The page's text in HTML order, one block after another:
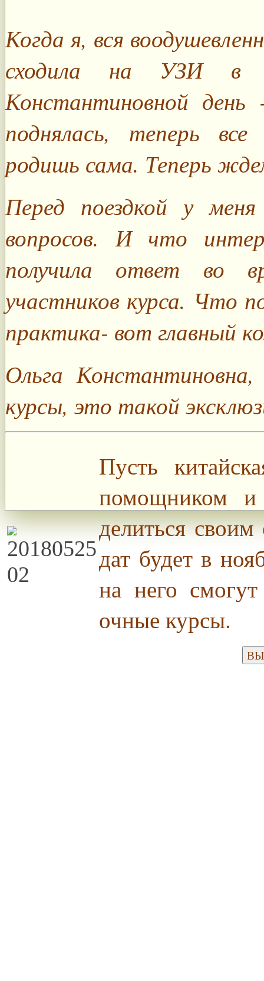
Когда я, вся
сходила на УЗИ в
Константиновной
поднялась, теперь
родишь сама. Теперь
Перед поездкой у
вопросов. И что
получила ответ во
участников курса. Что
практика- вот главный
Ольга
курсы, это такой
Пусть
помощником
делиться
дат будет в
на него
очные курсы.